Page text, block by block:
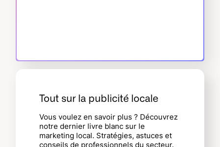
Tout sur la publicité locale
Vous voulez en savoir plus ? Découvrez
notre dernier livre blanc sur le
marketing local. Stratégies, astuces et
conseils de professionnels du secteur.